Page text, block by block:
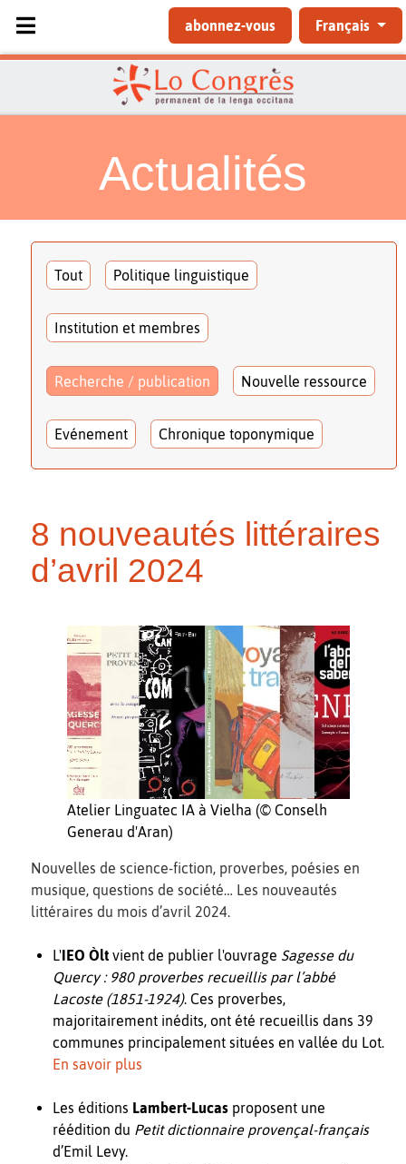
Sélectionnez votre langue
abonnez-vous Français
Actualités
Tout Politique linguistique
Institution et membres
Recherche / publication Nouvelle ressource
Evénement Chronique toponymique
8 nouveautés littéraires
d’avril 2024
Atelier Linguatec IA à Vielha (© Conselh
Generau d'Aran)
Nouvelles de science-fiction, proverbes, poésies en
musique, questions de société… Les nouveautés
littéraires du mois d’avril 2024.
L'IEO Òlt vient de publier l'ouvrage Sagesse du
Quercy : 980 proverbes recueillis par l’abbé
Lacoste (1851-1924). Ces proverbes,
majoritairement inédits, ont été recueillis dans 39
communes princi­palement situées en vallée du Lot.
En savoir plus
Les éditions Lambert-Lucas proposent une
réédition du Petit dictionnaire provençal-français
d’Emil Levy.